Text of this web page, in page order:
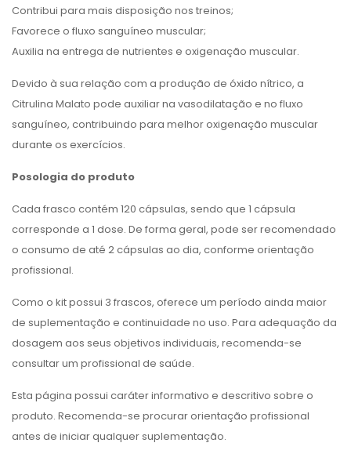
Contribui para mais disposição nos treinos;
Favorece o fluxo sanguíneo muscular;
Auxilia na entrega de nutrientes e oxigenação muscular.
Devido à sua relação com a produção de óxido nítrico, a
Citrulina Malato pode auxiliar na vasodilatação e no fluxo
sanguíneo, contribuindo para melhor oxigenação muscular
durante os exercícios.
Posologia do produto
Cada frasco contém 120 cápsulas, sendo que 1 cápsula
corresponde a 1 dose. De forma geral, pode ser recomendado
o consumo de até 2 cápsulas ao dia, conforme orientação
profissional.
Como o kit possui 3 frascos, oferece um período ainda maior
de suplementação e continuidade no uso. Para adequação da
dosagem aos seus objetivos individuais, recomenda-se
consultar um profissional de saúde.
Esta página possui caráter informativo e descritivo sobre o
produto. Recomenda-se procurar orientação profissional
antes de iniciar qualquer suplementação.